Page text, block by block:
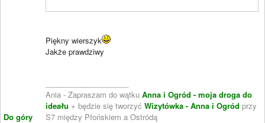
Do góry
Piękny wierszyk
Jakże prawdziwy
Ania - Zapraszam do wątku Anna i Ogród - moja droga do
ideału + będzie się tworzyć Wizytówka - Anna i Ogród przy
S7 między Płońskiem a Ostródą